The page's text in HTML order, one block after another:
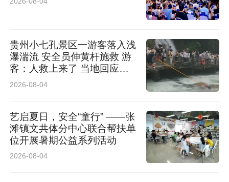
贵州小七孔景区一游客落入浅
瀑湍流 安全员伸黄杆施救 游
客：人救上来了 当地回应：
完全按照救援标准，景区跟进
2026-08-04
艺启夏日，安全“童行” ——张
滩镇文共体分中心联合帮扶单
位开展暑期公益系列活动
2026-08-04